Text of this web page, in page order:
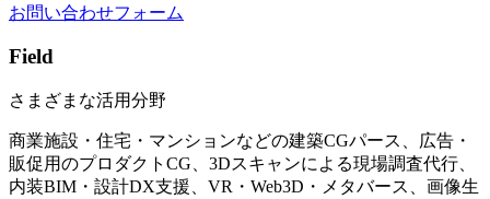
お問い合わせフォーム
Field
さまざまな活用分野
商業施設・住宅・マンションなどの建築CGパース、広告・
販促用のプロダクトCG、3Dスキャンによる現場調査代行、
内装BIM・設計DX支援、VR・Web3D・メタバース、画像生